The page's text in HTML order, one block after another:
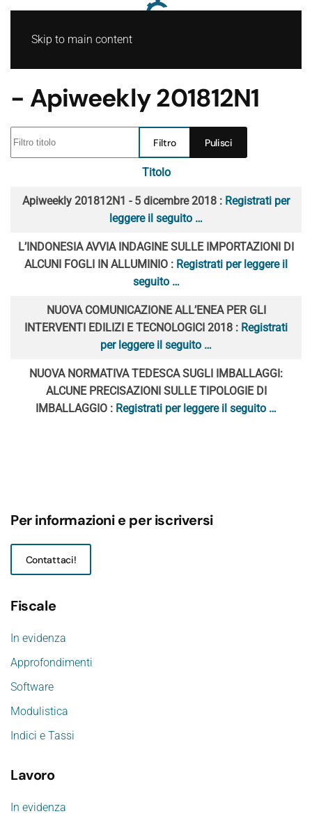
Skip to main content
- Apiweekly 201812N1
Filtro Pulisci
Articoli
Titolo
Apiweekly 201812N1 - 5 dicembre 2018 : Registrati per
leggere il seguito …
L’INDONESIA AVVIA INDAGINE SULLE IMPORTAZIONI DI
ALCUNI FOGLI IN ALLUMINIO : Registrati per leggere il
seguito …
NUOVA COMUNICAZIONE ALL’ENEA PER GLI
INTERVENTI EDILIZI E TECNOLOGICI 2018 : Registrati
per leggere il seguito …
NUOVA NORMATIVA TEDESCA SUGLI IMBALLAGGI:
ALCUNE PRECISAZIONI SULLE TIPOLOGIE DI
IMBALLAGGIO : Registrati per leggere il seguito …
Per informazioni e per iscriversi
Contattaci!
Fiscale
In evidenza
Approfondimenti
Software
Modulistica
Indici e Tassi
Lavoro
In evidenza